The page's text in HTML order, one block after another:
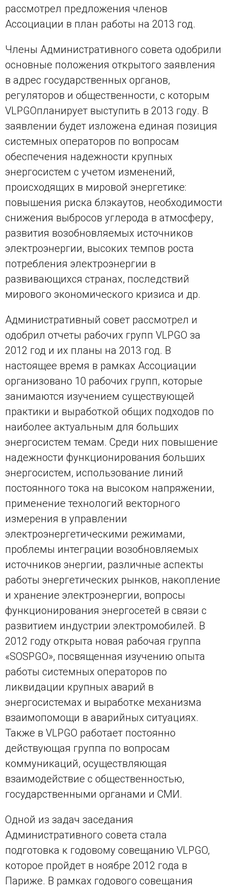
рассмотрел предложения членов
Ассоциации в план работы на 2013 год.
Члены Административного совета одобрили
основные положения открытого заявления
в адрес государственных органов,
регуляторов и общественности, с которым
VLPGOпланирует выступить в 2013 году. В
заявлении будет изложена единая позиция
системных операторов по вопросам
обеспечения надежности крупных
энергосистем с учетом изменений,
происходящих в мировой энергетике:
повышения риска блэкаутов, необходимости
снижения выбросов углерода в атмосферу,
развития возобновляемых источников
электроэнергии, высоких темпов роста
потребления электроэнергии в
развивающихся странах, последствий
мирового экономического кризиса и др.
Административный совет рассмотрел и
одобрил отчеты рабочих групп VLPGO за
2012 год и их планы на 2013 год. В
настоящее время в рамках Ассоциации
организовано 10 рабочих групп, которые
занимаются изучением существующей
практики и выработкой общих подходов по
наиболее актуальным для больших
энергосистем темам. Среди них повышение
надежности функционирования больших
энергосистем, использование линий
постоянного тока на высоком напряжении,
применение технологий векторного
измерения в управлении
электроэнергетическими режимами,
проблемы интеграции возобновляемых
источников энергии, различные аспекты
работы энергетических рынков, накопление
и хранение электроэнергии, вопросы
функционирования энергосетей в связи с
развитием индустрии электромобилей. В
2012 году открыта новая рабочая группа
«SOSPGO», посвященная изучению опыта
работы системных операторов по
ликвидации крупных аварий в
энергосистемах и выработке механизма
взаимопомощи в аварийных ситуациях.
Также в VLPGO работает постоянно
действующая группа по вопросам
коммуникаций, осуществляющая
взаимодействие с общественностью,
государственными органами и СМИ.
Одной из задач заседания
Административного совета стала
подготовка к годовому совещанию VLPGO,
которое пройдет в ноябре 2012 года в
Париже. В рамках годового совещания